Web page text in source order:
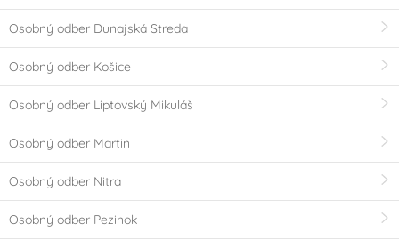
Osobný odber Dunajská Streda
Osobný odber Košice
Osobný odber Liptovský Mikuláš
Osobný odber Martin
Osobný odber Nitra
Osobný odber Pezinok